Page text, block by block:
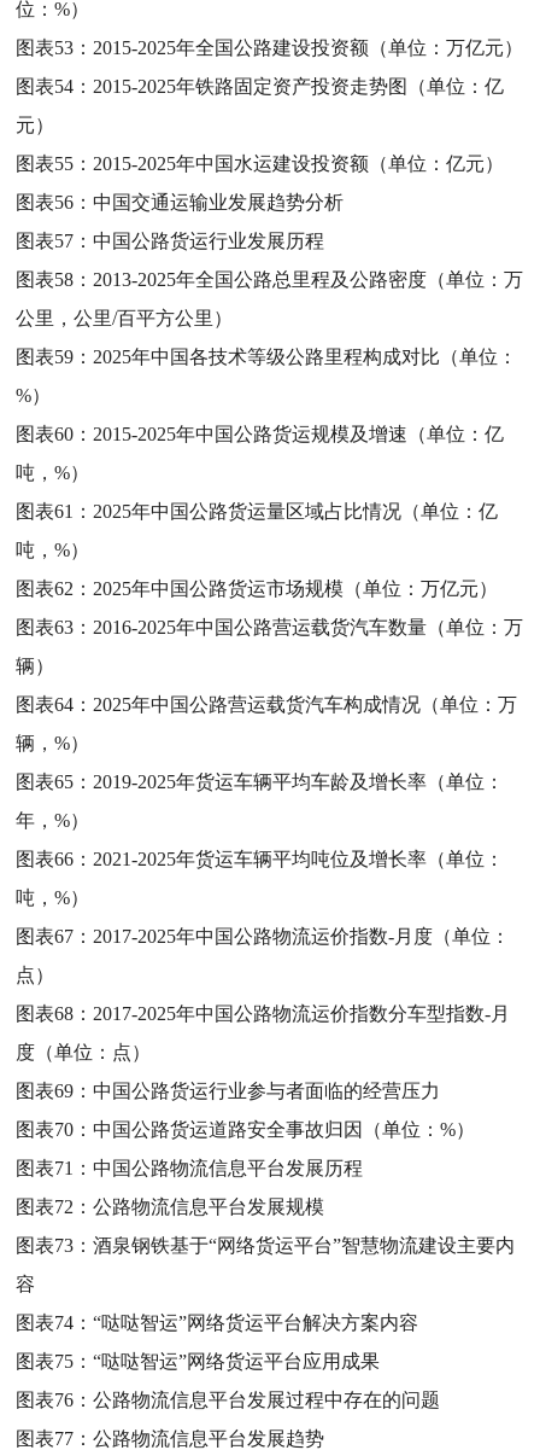
位：%）
图表53： 2015-2025年全国公路建设投资额（单位：万亿元）
图表54： 2015-2025年铁路固定资产投资走势图（单位：亿
元）
图表55： 2015-2025年中国水运建设投资额（单位：亿元）
图表56：中国交通运输业发展趋势分析
图表57：中国公路货运行业发展历程
图表58： 2013-2025年全国公路总里程及公路密度（单位：万
公里，公里/百平方公里）
图表59： 2025年中国各技术等级公路里程构成对比（单位：
%）
图表60： 2015-2025年中国公路货运规模及增速（单位：亿
吨，%）
图表61： 2025年中国公路货运量区域占比情况（单位：亿
吨，%）
图表62： 2025年中国公路货运市场规模（单位：万亿元）
图表63： 2016-2025年中国公路营运载货汽车数量（单位：万
辆）
图表64： 2025年中国公路营运载货汽车构成情况（单位：万
辆，%）
图表65： 2019-2025年货运车辆平均车龄及增长率（单位：
年，%）
图表66： 2021-2025年货运车辆平均吨位及增长率（单位：
吨，%）
图表67： 2017-2025年中国公路物流运价指数-月度（单位：
点）
图表68： 2017-2025年中国公路物流运价指数分车型指数-月
度（单位：点）
图表69：中国公路货运行业参与者面临的经营压力
图表70：中国公路货运道路安全事故归因（单位：%）
图表71：中国公路物流信息平台发展历程
图表72：公路物流信息平台发展规模
图表73：酒泉钢铁基于“网络货运平台”智慧物流建设主要内
容
图表74：“哒哒智运”网络货运平台解决方案内容
图表75：“哒哒智运”网络货运平台应用成果
图表76：公路物流信息平台发展过程中存在的问题
图表77：公路物流信息平台发展趋势